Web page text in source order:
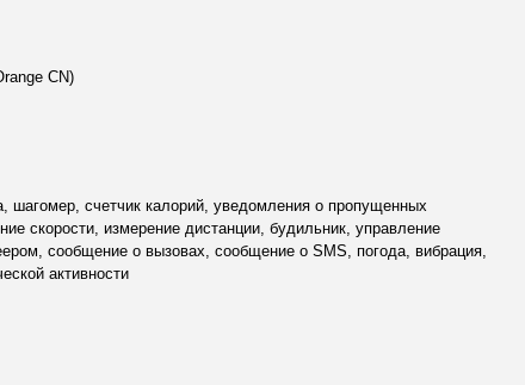
CN)
шагомер, счетчик калорий, уведомления о пропущенных
скорости, измерение дистанции, будильник, управление
сообщение о вызовах, сообщение о SMS, погода, вибрация,
активности